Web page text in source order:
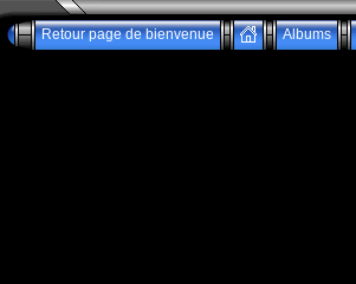
Retour page de bienvenue Albums